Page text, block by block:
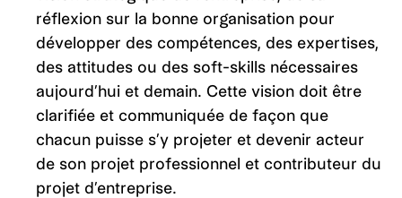
réflexion sur la bonne organisation pour
développer des compétences, des expertises,
des attitudes ou des soft-skills nécessaires
aujourd’hui et demain. Cette vision doit être
clarifiée et communiquée de façon que
chacun puisse s’y projeter et devenir acteur
de son projet professionnel et contributeur du
projet d’entreprise.